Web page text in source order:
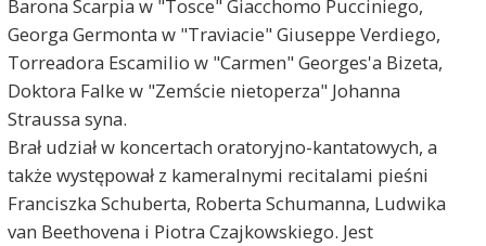
Barona Scarpia w "Tosce" Giacchomo Pucciniego,
Georga Germonta w "Traviacie" Giuseppe Verdiego,
Torreadora Escamilio w "Carmen" Georges'a Bizeta,
Doktora Falke w "Zemście nietoperza" Johanna
Straussa syna.
Brał udział w koncertach oratoryjno-kantatowych, a
także występował z kameralnymi recitalami pieśni
Franciszka Schuberta, Roberta Schumanna, Ludwika
van Beethovena i Piotra Czajkowskiego. Jest